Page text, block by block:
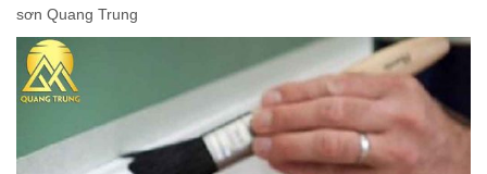
sơn Quang Trung